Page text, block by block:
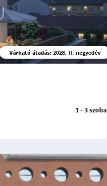
Várható átadás: 2028. II. negyedév
1 - 3 szoba